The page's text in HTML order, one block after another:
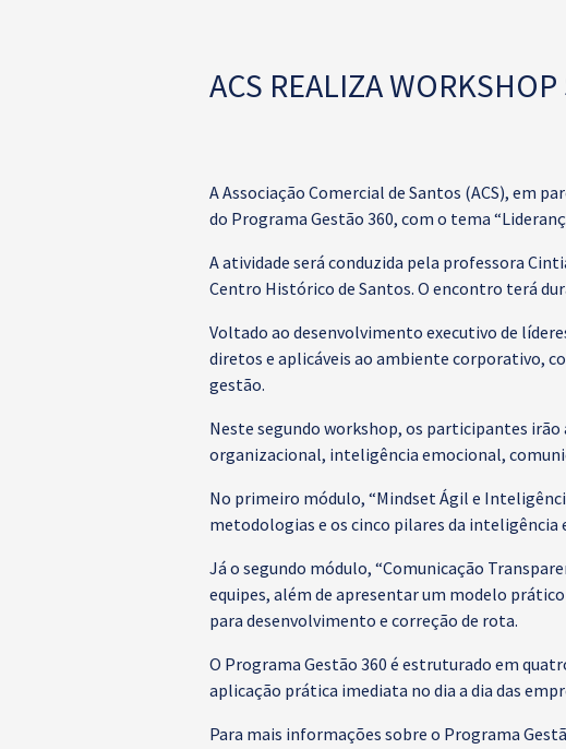
ACS REALIZA
A Associação Comercial de Santos (ACS), em
do Programa Gestão 360, com o tema
A atividade será conduzida pela professora
Centro Histórico de Santos. O encontro terá
Voltado ao desenvolvimento executivo de
diretos e aplicáveis ao ambiente corporativo,
gestão.
Neste segundo workshop, os participantes
organizacional, inteligência emocional,
No primeiro módulo, “Mindset Ágil e
metodologias e os cinco pilares da
Já o segundo módulo, “Comunicação
equipes, além de apresentar um modelo
para desenvolvimento e correção de rota.
O Programa Gestão 360 é estruturado em
aplicação prática imediata no dia a dia das
Para mais informações sobre o Programa